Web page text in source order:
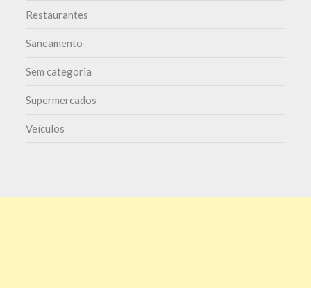
Restaurantes
Saneamento
Sem categoria
Supermercados
Veículos